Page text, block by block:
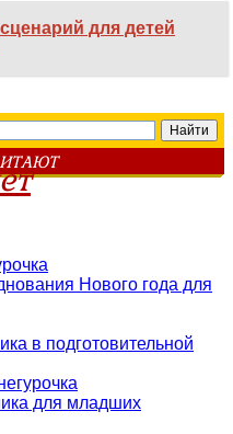
для детей
Нового года для
в подготовительной
для младших